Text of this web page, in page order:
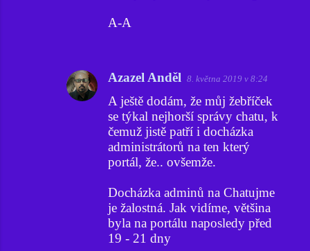
A-A
Azazel Anděl 8. května 2019 v 8:24
A ještě dodám, že můj žebříček
se týkal nejhorší správy chatu, k
čemuž jistě patří i docházka
administrátorů na ten který
portál, že.. ovšemže.
Docházka adminů na Chatujme
je žalostná. Jak vidíme, většina
byla na portálu naposledy před
19 - 21 dny